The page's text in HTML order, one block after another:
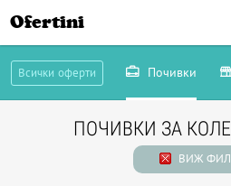
Ofertini
Всички оферти Почивки
ПОЧИВКИ ЗА
ВИЖ